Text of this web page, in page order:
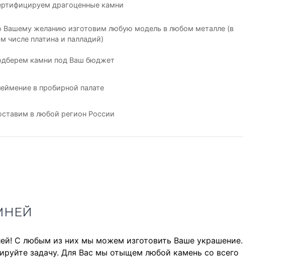
драгоценные камни
Вашему желанию изготовим любую модель в любом металле (в
числе платина и палладий)
камни под Ваш бюджет
в пробирной палате
в любой регион России
С любым из них мы можем изготовить Ваше украшение.
задачу. Для Вас мы отыщем любой камень со всего